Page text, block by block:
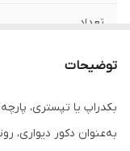
تعداد
توضیحات
بکدراپ یا تپستری،
به‌عنوان دکور دیواری،